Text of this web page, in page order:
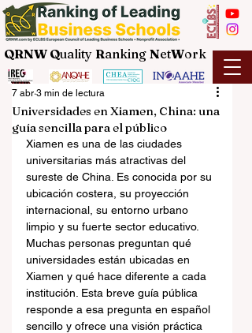
QRNW Quality Ranking NetWork
Universidades en Xiamen, China: una
guía sencilla para el público
7 abr 3 min de lectura
Xiamen es una de las ciudades
universitarias más atractivas del
sureste de China. Es conocida por su
ubicación costera, su proyección
internacional, su entorno urbano
limpio y su fuerte sector educativo.
Muchas personas preguntan qué
universidades están ubicadas en
Xiamen y qué hace diferente a cada
institución. Esta breve guía pública
responde a esa pregunta en español
sencillo y ofrece una visión práctica